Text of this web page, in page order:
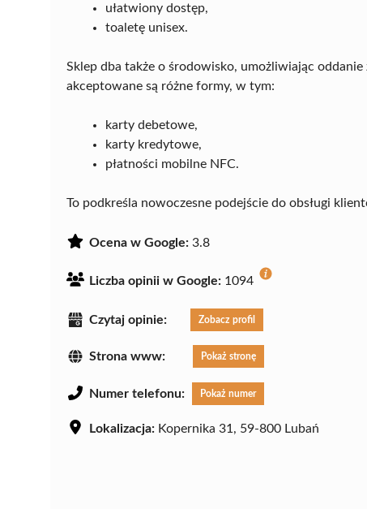
ułatwiony dostęp,
toaletę unisex.
Sklep dba także o środowisko, umożliwiając
akceptowane są różne formy, w tym:
karty debetowe,
karty kredytowe,
płatności mobilne NFC.
To podkreśla nowoczesne podejście do obsługi
Ocena w Google: 3.8
Liczba opinii w Google: 1094
Czytaj opinie: Zobacz profil
Strona www: Pokaż stronę
Numer telefonu: Pokaż numer
Lokalizacja: Kopernika 31, 59-800 Lubań